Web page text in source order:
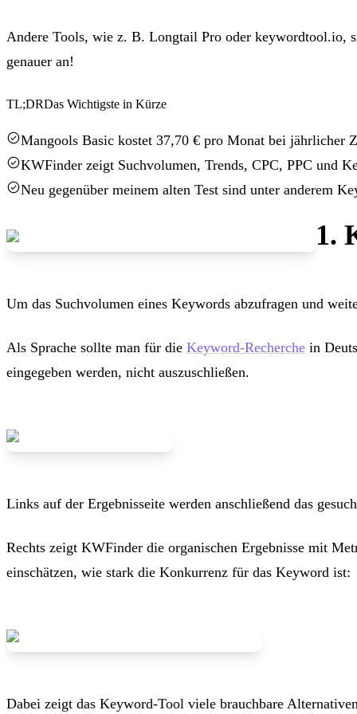
Andere Tools, wie z. B. Longtail Pro oder keywordtool.io,
genauer an!
TL;DRDas Wichtigste in Kürze
Mangools Basic kostet 37,70 € pro Monat bei jährlicher
KWFinder zeigt Suchvolumen, Trends, CPC, PPC und
Neu gegenüber meinem alten Test sind unter anderem
1.
Um das Suchvolumen eines Keywords abzufragen und
Als Sprache sollte man für die Keyword-Recherche in
eingegeben werden, nicht auszuschließen.
Links auf der Ergebnisseite werden anschließend das
Rechts zeigt KWFinder die organischen Ergebnisse mit
einschätzen, wie stark die Konkurrenz für das Keyword ist:
Dabei zeigt das Keyword-Tool viele brauchbare